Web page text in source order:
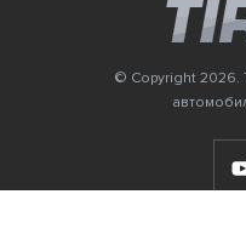
© Copyright 2026.